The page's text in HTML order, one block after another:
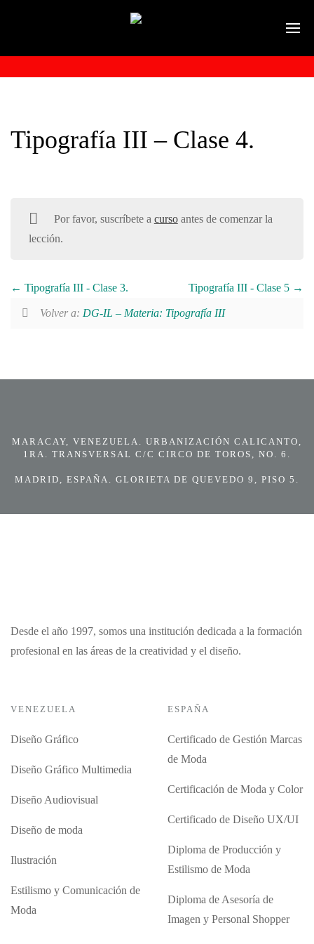
Tipografía III – Clase 4.
Por favor, suscríbete a cursoantes de comenzar la
lección.
Tipografía III - Clase 3. Tipografía III - Clase 5
Volver a: DG-IL – Materia: Tipografía III
MARACAY, VENEZUELA. URBANIZACIÓN CALICANTO,
1RA. TRANSVERSAL C/C CIRCO DE TOROS, NO. 6.
MADRID, ESPAÑA. GLORIETA DE QUEVEDO 9, PISO 5.
Desde el año 1997, somos una institución dedicada a la formación
profesional en las áreas de la creatividad y el diseño.
VENEZUELA
Diseño Gráfico
Diseño Gráfico Multimedia
Diseño Audiovisual
Diseño de moda
Ilustración
Estilismo y Comunicación de
Moda
ESPAÑA
Certificado de Gestión Marcas
de Moda
Certificación de Moda y Color
Certificado de Diseño UX/UI
Diploma de Producción y
Estilismo de Moda
Diploma de Asesoría de
Imagen y Personal Shopper